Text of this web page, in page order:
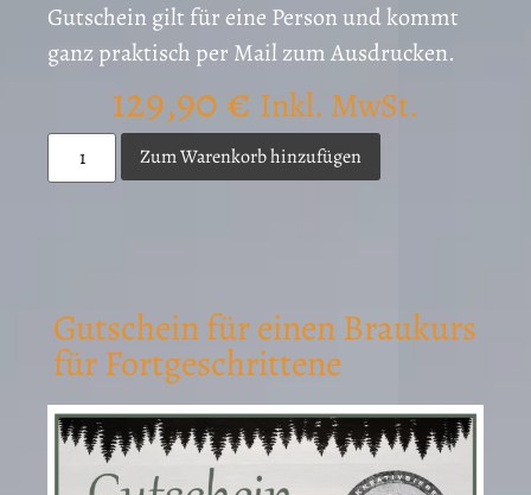
Gutschein gilt für eine Person und kommt
ganz praktisch per Mail zum Ausdrucken.
129,90€ Inkl. MwSt.
Zum Warenkorb hinzufügen
Gutschein für einen Braukurs
für Fortgeschrittene